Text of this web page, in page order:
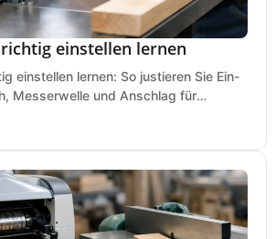
einstellen lernen
einstellen lernen: So justieren Sie Ein-
Messerwelle und Anschlag für